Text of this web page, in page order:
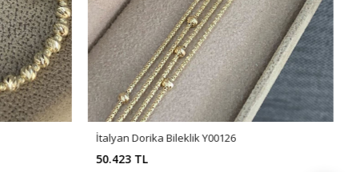
İtalyan Dorika Bileklik Y00126
50.423 TL